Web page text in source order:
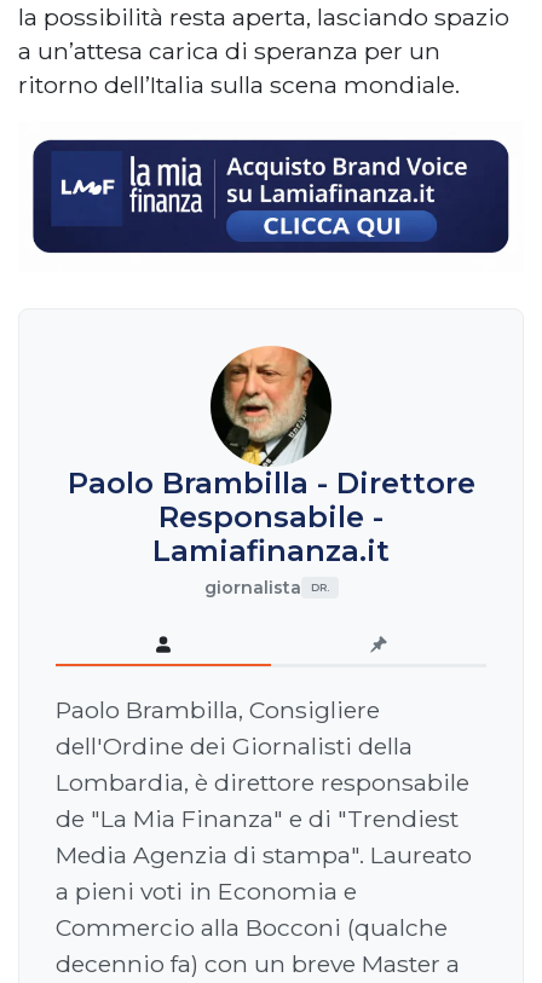
la possibilità resta aperta, lasciando spazio
a un’attesa carica di speranza per un
ritorno dell’Italia sulla scena mondiale.
Paolo Brambilla - Direttore
Responsabile -
Lamiafinanza.it
giornalista DR.
Paolo Brambilla, Consigliere
dell'Ordine dei Giornalisti della
Lombardia, è direttore responsabile
de "La Mia Finanza" e di "Trendiest
Media Agenzia di stampa". Laureato
a pieni voti in Economia e
Commercio alla Bocconi (qualche
decennio fa) con un breve Master a